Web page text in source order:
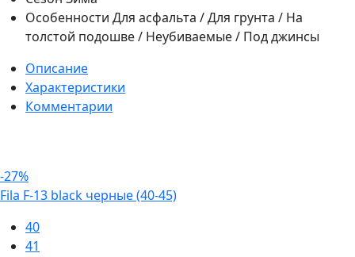
Особенности Для асфальта / Для грунта / На
толстой подошве / Неубиваемые / Под джинсы
Описание
Характеристики
Комментарии
-27%
Fila F-13 black черные (40-45)
40
41